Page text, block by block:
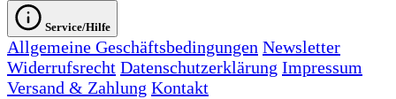
Service/Hilfe
Allgemeine Geschäftsbedingungen Newsletter
Widerrufsrecht Datenschutzerklärung Impressum
Versand & Zahlung Kontakt